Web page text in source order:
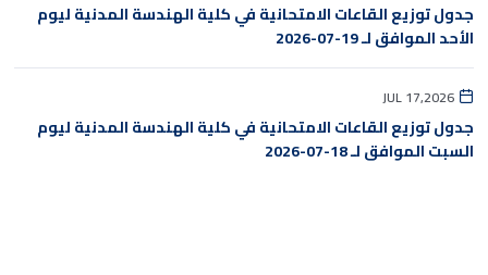
جدول توزيع القاعات الامتحانية في كلية الهندسة المدنية ليوم
الأحد الموافق لـ 19-07-2026
JUL 17,2026
جدول توزيع القاعات الامتحانية في كلية الهندسة المدنية ليوم
السبت الموافق لـ 18-07-2026